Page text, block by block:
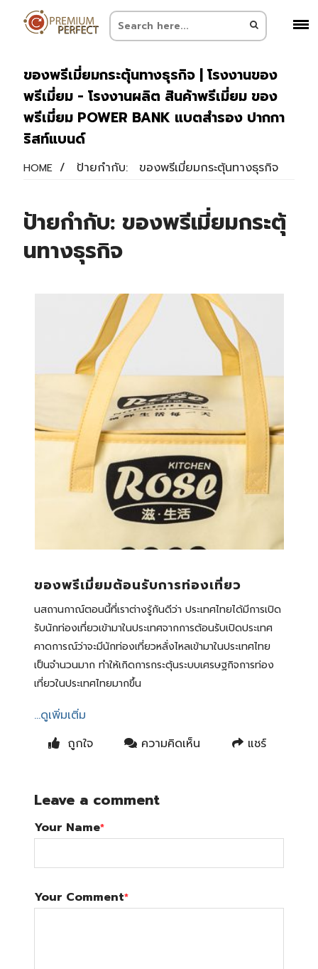
ของพรีเมี่ยมกระตุ้นทางธุรกิจ | โรงงานของ
พรีเมี่ยม - โรงงานผลิต สินค้าพรีเมี่ยม ของ
พรีเมี่ยม POWER BANK แบตสำรอง ปากกา
ริสท์แบนด์
HOME / ป้ายกำกับ: ของพรีเมี่ยมกระตุ้นทางธุรกิจ
ป้ายกำกับ: ของพรีเมี่ยมกระตุ้
นทางธุรกิจ
ของพรีเมี่ยมต้อนรับการท่องเที่ยว
นสถานกาณ์ตอนนี้ที่เราต่างรู้กันดีว่า ประเทศไทยได้มีการเปิด
รับนักท่องเที่ยวเข้ามาในประเทศจากการต้อนรับเปิดประเทศ
คาดการณ์ว่าจะมีนักท่องเที่ยวหลั่งไหลเข้ามาในประเทศไทย
เป็นจำนวนมาก ทำให้เกิดการกระตุ้นระบบเศรษฐกิจการท่อง
เที่ยวในประเทศไทยมากขึ้น
...ดูเพิ่มเติ่ม
ถูกใจ
ความคิดเห็น แชร์
Leave a comment
Your Name*
Your Comment*